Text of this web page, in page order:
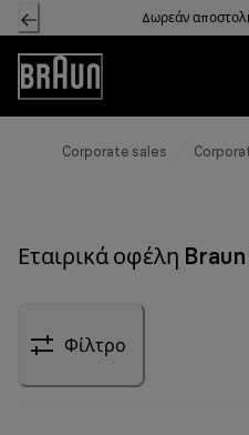
Skip
to
Content
Δωρεάν
Accessibility
Statement
Corporate sales
Εταιρικά οφέλη Braun
Φίλτρο